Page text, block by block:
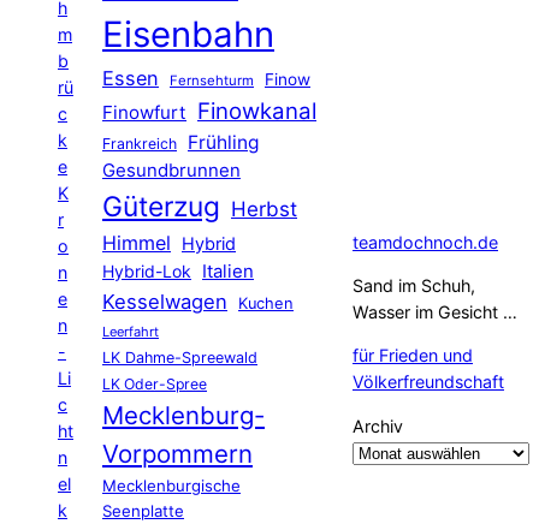
h
m
b
rü
c
k
e
K
r
o
n
e
n
-
Li
c
ht
n
el
k
Eisenbahn
Essen Fernsehturm Finow
Finowfurt Finowkanal
Frankreich Frühling
Gesundbrunnen
Güterzug Herbst
Himmel
Hybrid
Hybrid-Lok Italien
Kesselwagen Kuchen
Leerfahrt
LK Dahme-Spreewald
LK Oder-Spree
Mecklenburg-
Vorpommern
Mecklenburgische
Seenplatte
teamdochnoch.de
Sand im Schuh,
Wasser im Gesicht …
für Frieden und
Völkerfreundschaft
Archiv